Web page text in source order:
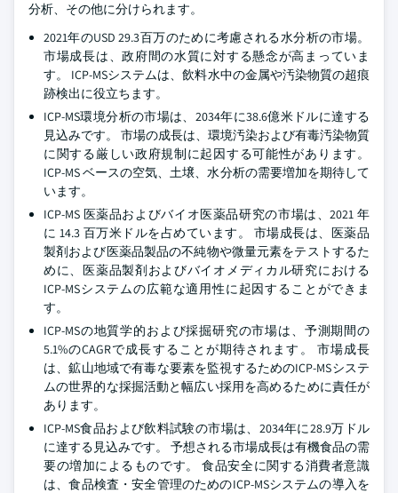
分析、その他に分けられます。
2021年のUSD 29.3百万のために考慮される水分析の市場。
市場成長は、政府間の水質に対する懸念が高まっていま
す。 ICP-MSシステムは、飲料水中の金属や汚染物質の超痕
跡検出に役立ちます。
ICP-MS環境分析の市場は、2034年に38.6億米ドルに達する
見込みです。 市場の成長は、環境汚染および有毒汚染物質
に関する厳しい政府規制に起因する可能性があります。
ICP-MS ベースの空気、土壌、水分析の需要増加を期待して
います。
ICP-MS 医薬品およびバイオ医薬品研究の市場は、2021 年
に 14.3 百万米ドルを占めています。 市場成長は、医薬品
製剤および医薬品製品の不純物や微量元素をテストするた
めに、医薬品製剤およびバイオメディカル研究における
ICP-MSシステムの広範な適用性に起因することができま
す。
ICP-MSの地質学的および採掘研究の市場は、予測期間の
5.1%のCAGRで成長することが期待されます。 市場成長
は、鉱山地域で有毒な要素を監視するためのICP-MSシステ
ムの世界的な採掘活動と幅広い採用を高めるために責任が
あります。
ICP-MS食品および飲料試験の市場は、2034年に28.9万ドル
に達する見込みです。 予想される市場成長は有機食品の需
要の増加によるものです。 食品安全に関する消費者意識
は、食品検査・安全管理のためのICP-MSシステムの導入を